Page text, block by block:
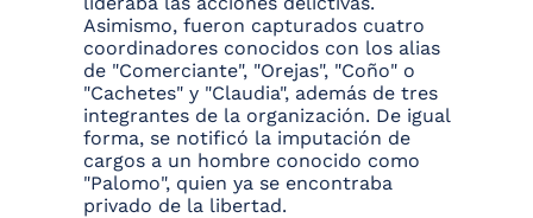
Asimismo, fueron capturados cuatro
coordinadores conocidos con los alias
de "Comerciante", "Orejas", "Coño" o
"Cachetes" y "Claudia", además de tres
integrantes de la organización. De igual
forma, se notificó la imputación de
cargos a un hombre conocido como
"Palomo", quien ya se encontraba
privado de la libertad.